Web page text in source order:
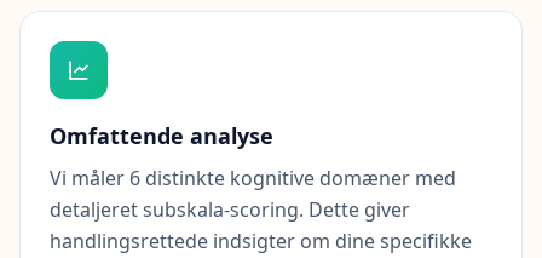
x
o
u
r
l
e
a
r
Omfattende analyse
Vi måler 6 distinkte kognitive domæner med
detaljeret subskala-scoring. Dette giver
handlingsrettede indsigter om dine specifikke